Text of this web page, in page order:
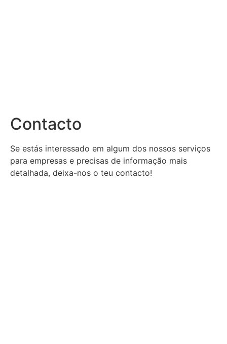
Contacto
Se estás interessado em algum dos nossos serviços
para empresas e precisas de informação mais
detalhada, deixa-nos o teu contacto!